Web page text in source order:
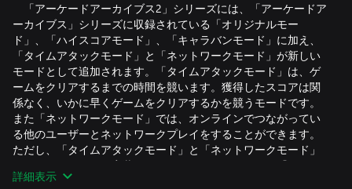
「アーケードアーカイブス2」シリーズには、「アーケードア
ーカイブス」シリーズに収録されている「オリジナルモー
ド」、「ハイスコアモード」、「キャラバンモード」に加え、
「タイムアタックモード」と「ネットワークモード」が新しい
モードとして追加されます。「タイムアタックモード」は、ゲ
ームをクリアするまでの時間を競います。獲得したスコアは関
係なく、いかに早くゲームをクリアするかを競うモードです。
また「ネットワークモード」では、オンラインでつながってい
る他のユーザーとネットワークプレイをすることができます。
ただし、「タイムアタックモード」と「ネットワークモード」
はゲームによっては実装されないことがございます。『リッジ
レーサー』は1人プレイ専用ゲームのため「ネットワークモー
詳細表示